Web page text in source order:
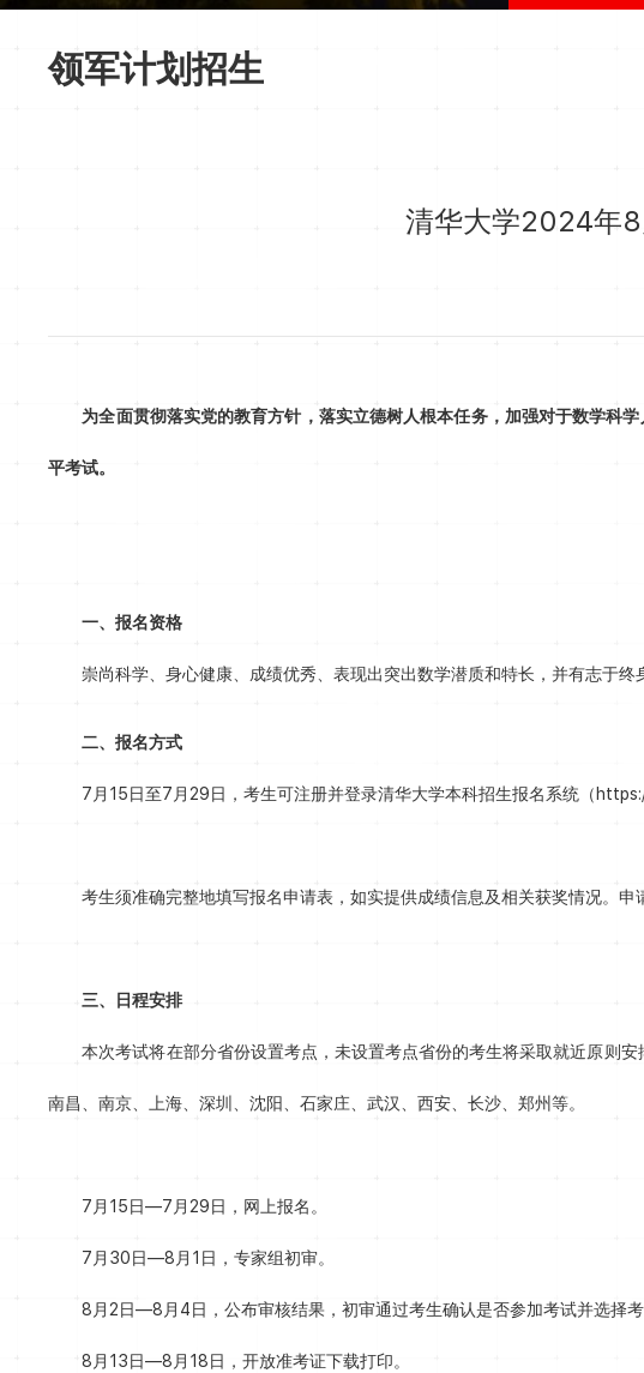
领军计划招生
清华大学2024年8
为全面贯彻落实党的教育方针，落实立德树人根本任务，加强对于数学
平考试。
一、报名资格
崇尚科学、身心健康、成绩优秀、表现出突出数学潜质和特长，并有志于
二、报名方式
7月15日至7月29日，考生可注册并登录清华大学本科招生报名系统（
考生须准确完整地填写报名申请表，如实提供成绩信息及相关获奖情况。
三、日程安排
本次考试将在部分省份设置考点，未设置考点省份的考生将采取就近原则
南昌、南京、上海、深圳、沈阳、石家庄、武汉、西安、长沙、郑州等。
7月15日—7月29日，网上报名。
7月30日—8月1日，专家组初审。
8月2日—8月4日，公布审核结果，初审通过考生确认是否参加考试并选择
8月13日—8月18日，开放准考证下载打印。